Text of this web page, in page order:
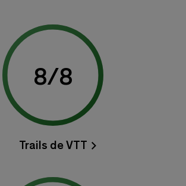
8/8
Trails de VTT